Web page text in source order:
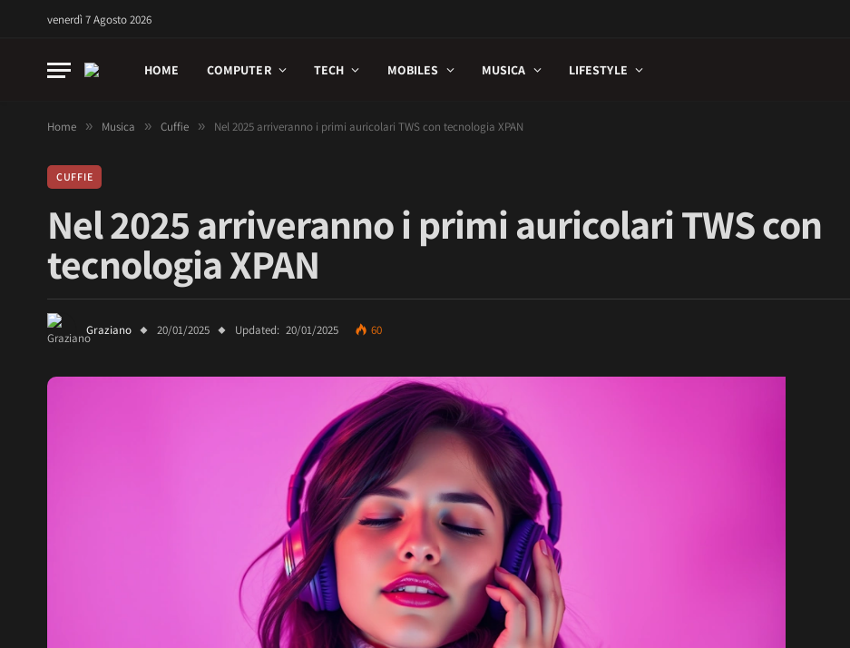
venerdì 7 Agosto 2026
HOME COMPUTER TECH MOBILES MUSICA LIFESTYLE
Home » Musica » Cuffie » Nel 2025 arriveranno i primi auricolari TWS con tecnologia XPAN
CUFFIE
Nel 2025 arriveranno i primi auricolari TWS con
tecnologia XPAN
Graziano 20/01/2025 Updated: 20/01/2025 60